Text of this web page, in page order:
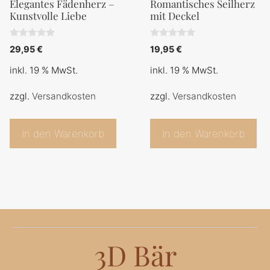
Elegantes Fädenherz –
Kunstvolle Liebe
0
v
n
29,95€
inkl. 19 % MwSt.
zzgl. Versandkosten
In den Warenkorb
Romantisches Seilherz
mit Deckel
0
v
n
19,95€
inkl. 19 % MwSt.
zzgl. Versandkosten
In den Warenkorb
3D Bär